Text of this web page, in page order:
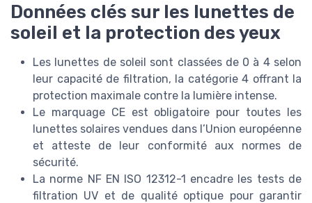
Données clés sur les lunettes de
soleil et la protection des yeux
Les lunettes de soleil sont classées de 0 à 4 selon
leur capacité de filtration, la catégorie 4 offrant la
protection maximale contre la lumière intense.
Le marquage CE est obligatoire pour toutes les
lunettes solaires vendues dans l’Union européenne
et atteste de leur conformité aux normes de
sécurité.
La norme NF EN ISO 12312-1 encadre les tests de
filtration UV et de qualité optique pour garantir